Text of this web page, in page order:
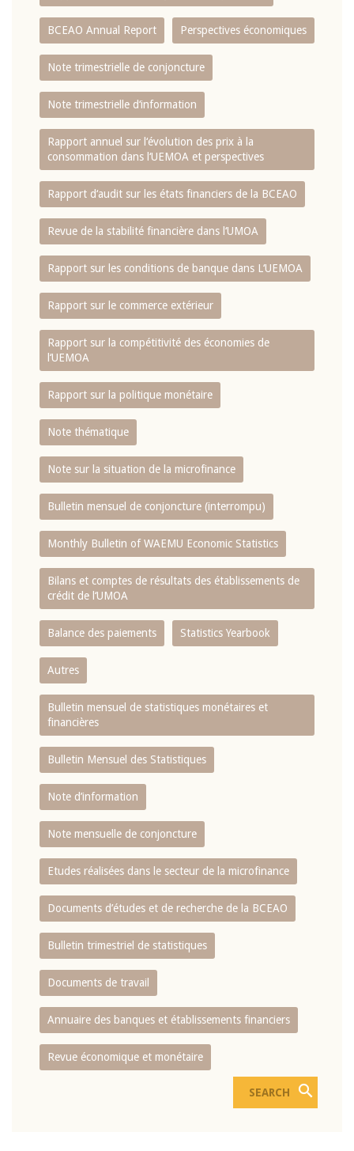
BCEAO Annual Report Perspectives économiques
Note trimestrielle de conjoncture
Note trimestrielle d‘information
Rapport annuel sur l‘évolution des prix à la
consommation dans l‘UEMOA et perspectives
Rapport d‘audit sur les états financiers de la BCEAO
Revue de la stabilité financière dans l‘UMOA
Rapport sur les conditions de banque dans L‘UEMOA
Rapport sur le commerce extérieur
Rapport sur la compétitivité des économies de
l‘UEMOA
Rapport sur la politique monétaire
Note thématique
Note sur la situation de la microfinance
Bulletin mensuel de conjoncture (interrompu)
Monthly Bulletin of WAEMU Economic Statistics
Bilans et comptes de résultats des établissements de
crédit de l‘UMOA
Balance des paiements Statistics Yearbook
Autres
Bulletin mensuel de statistiques monétaires et
financières
Bulletin Mensuel des Statistiques
Note d’information
Note mensuelle de conjoncture
Etudes réalisées dans le secteur de la microfinance
Documents d’études et de recherche de la BCEAO
Bulletin trimestriel de statistiques
Documents de travail
Annuaire des banques et établissements financiers
Revue économique et monétaire